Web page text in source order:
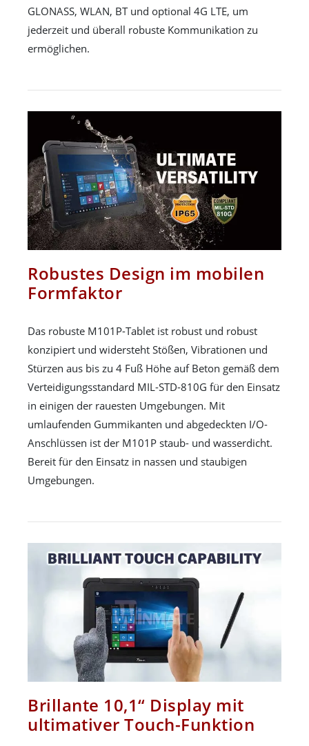
GLONASS, WLAN, BT und optional 4G LTE, um
jederzeit und überall robuste Kommunikation zu
ermöglichen.
Robustes Design im mobilen
Formfaktor
Das robuste M101P-Tablet ist robust und robust
konzipiert und widersteht Stößen, Vibrationen und
Stürzen aus bis zu 4 Fuß Höhe auf Beton gemäß dem
Verteidigungsstandard MIL-STD-810G für den Einsatz
in einigen der rauesten Umgebungen. Mit
umlaufenden Gummikanten und abgedeckten I/O-
Anschlüssen ist der M101P staub- und wasserdicht.
Bereit für den Einsatz in nassen und staubigen
Umgebungen.
Brillante 10,1“ Display mit
ultimativer Touch-Funktion